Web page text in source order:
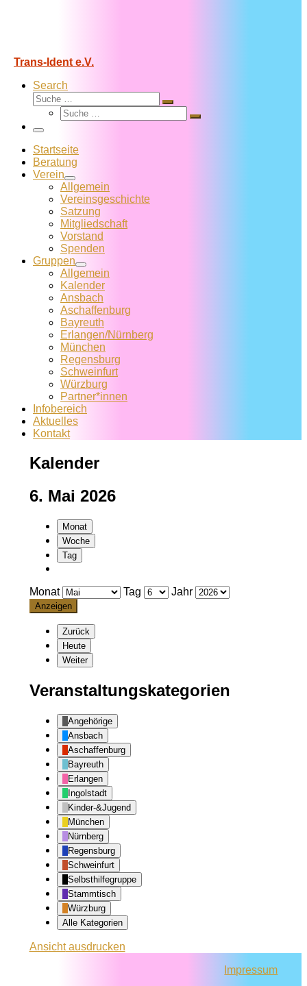
Trans-Ident e.V.
Search
Suche
Suche
Suche
Suche
Menü
Startseite
Beratung
Verein
Allgemein
Vereins­geschichte
Satzung
Mitglied­schaft
Vorstand
Spenden
Gruppen
Allgemein
Kalender
Ansbach
Aschaffenburg
Bayreuth
Erlangen/Nürnberg
München
Regensburg
Schweinfurt
Würzburg
Partner*innen
Infobereich
Aktuelles
Kontakt
Kalender
6. Mai 2026
Monat
Woche
Tag
Monat Tag Jahr
Zurück
Heute
Weiter
Veranstaltungskategorien
Angehörige
Ansbach
Aschaffenburg
Bayreuth
Erlangen
Ingolstadt
Kinder-&Jugend
München
Nürnberg
Regensburg
Schweinfurt
Selbsthilfegruppe
Stammtisch
Würzburg
Alle Kategorien
Ansichtausdrucken
Impressum